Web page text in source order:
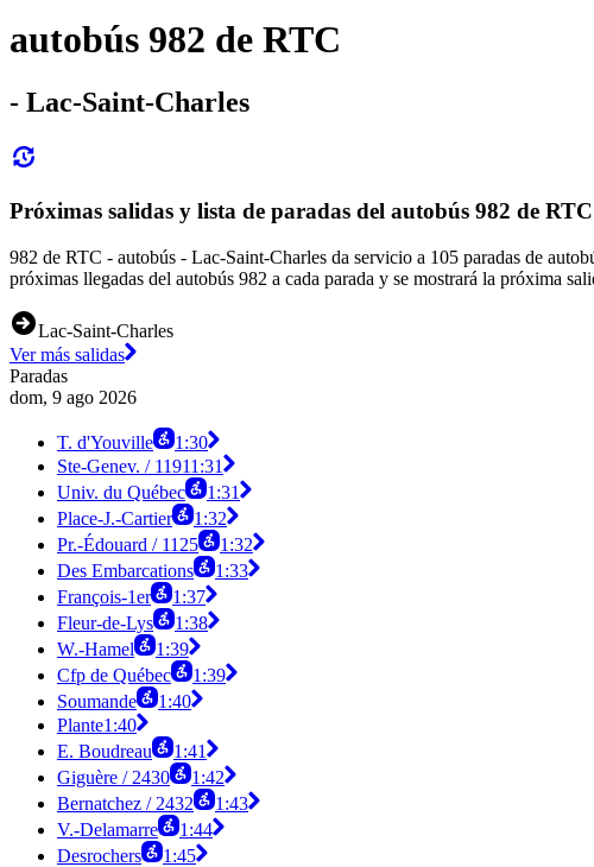
autobús 982 de RTC
- Lac-Saint-Charles
Próximas salidas y lista de paradas del autobús 982 de RTC
982 de RTC - autobús - Lac-Saint-Charles da servicio a 105 paradas de
próximas llegadas del autobús 982 a cada parada y se mostrará la próxima
Lac-Saint-Charles
Ver más salidas
Paradas
dom, 9 ago 2026
T. d'Youville
1:30
Ste-Genev. / 11911:31
Univ. du Québec
1:31
Place-J.-Cartier
1:32
Pr.-Édouard / 1125
1:32
Des Embarcations
1:33
François-1er
1:37
Fleur-de-Lys
1:38
W.-Hamel
1:39
Cfp de Québec
1:39
Soumande
1:40
Plante1:40
E. Boudreau
1:41
Giguère / 2430
1:42
Bernatchez / 2432
1:43
V.-Delamarre
1:44
Desrochers
1:45